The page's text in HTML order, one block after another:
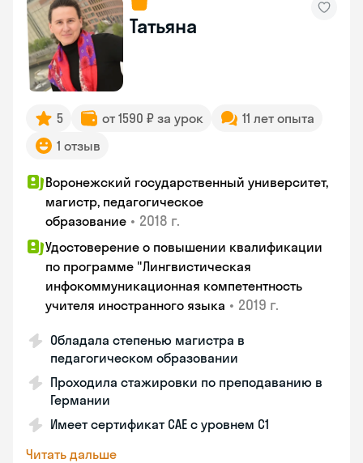
Татьяна
5 от 1590 ₽ за урок
11 лет опыта
1 отзыв
Воронежский государственный университет,
магистр, педагогическое
образование • 2018 г.
Удостоверение о повышении квалификации
по программе "Лингвистическая
инфокоммуникационная компетентность
учителя иностранного языка • 2019 г.
Обладала степенью магистра в
педагогическом образовании
Проходила стажировки по преподаванию в
Германии
Имеет сертификат САЕ с уровнем С1
Читать дальше